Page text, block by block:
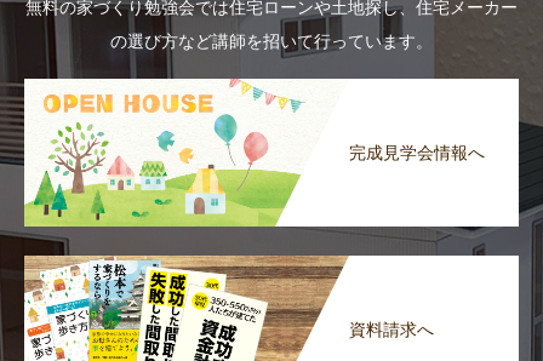
無料の家づくり勉強会では住宅ローンや土地探し、住宅メーカー
の選び方など講師を招いて行っています。
完成見学会情報へ
資料請求へ